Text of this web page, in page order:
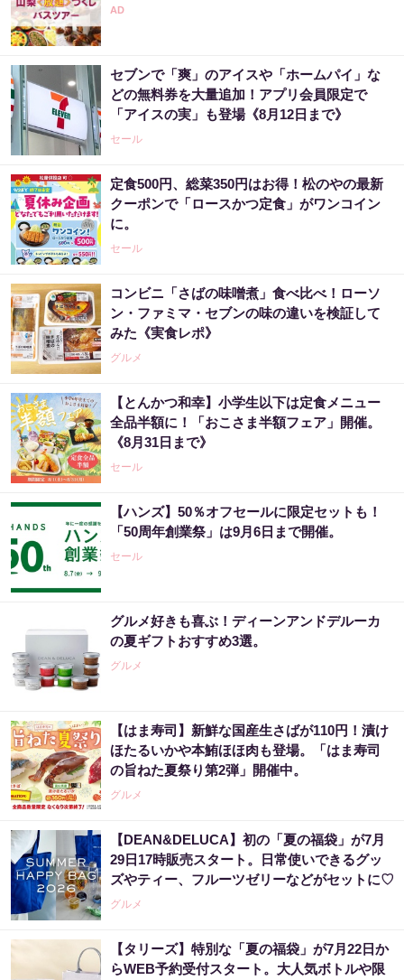
PR（合同会社デジタルファーム ）
セブンで「爽」のアイスや「ホームパイ」な
どの無料券を大量追加！アプリ会員限定で
「アイスの実」も登場《8月12日まで》
セール
定食500円、総菜350円はお得！松のやの最新
クーポンで「ロースかつ定食」がワンコイン
に。
セール
コンビニ「さばの味噌煮」食べ比べ！ローソ
ン・ファミマ・セブンの味の違いを検証して
みた《実食レポ》
グルメ
【とんかつ和幸】小学生以下は定食メニュー
全品半額に！「おこさま半額フェア」開催。
《8月31日まで》
セール
【ハンズ】50％オフセールに限定セットも！
「50周年創業祭」は9月6日まで開催。
セール
グルメ好きも喜ぶ！ディーンアンドデルーカ
の夏ギフトおすすめ3選。
グルメ
【はま寿司】新鮮な国産生さばが110円！漬け
ほたるいかや本鮪ほほ肉も登場。「はま寿司
の旨ねた夏祭り第2弾」開催中。
グルメ
【DEAN&DELUCA】初の「夏の福袋」が7月
29日17時販売スタート。日常使いできるグッ
ズやティー、フルーツゼリーなどがセットに♡
グルメ
【タリーズ】特別な「夏の福袋」が7月22日か
らWEB予約受付スタート。大人気ボトルや限